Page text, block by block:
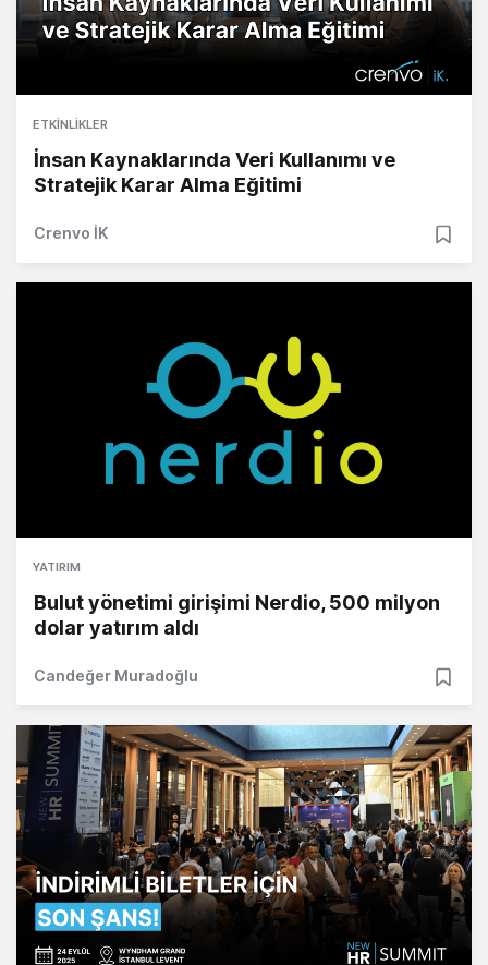
ETKINLIKLER
İnsan Kaynaklarında Veri Kullanımı ve
Stratejik Karar Alma Eğitimi
Crenvo İK
YATIRIM
Bulut yönetimi girişimi Nerdio, 500 milyon
dolar yatırım aldı
Candeğer Muradoğlu